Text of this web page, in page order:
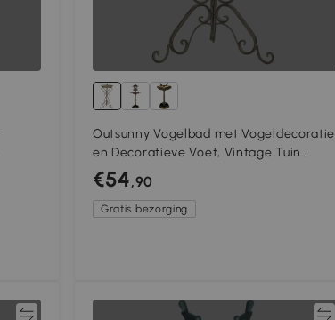
Outsunny Vogelbad met Vogeldecoratie
en Decoratieve Voet, Vintage Tuin
Vogelbad Schaal met Sokkel, Groen
€54,90
Gratis bezorging